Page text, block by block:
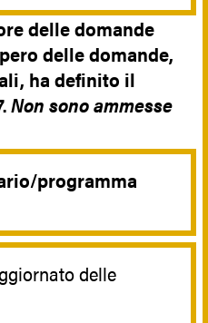
delle domande
delle domande,
ha definito il
Non sono ammesse
programma
delle